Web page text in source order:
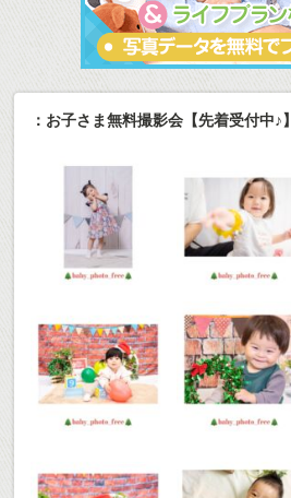
：お子さま無料撮影会【先着受付中♪】